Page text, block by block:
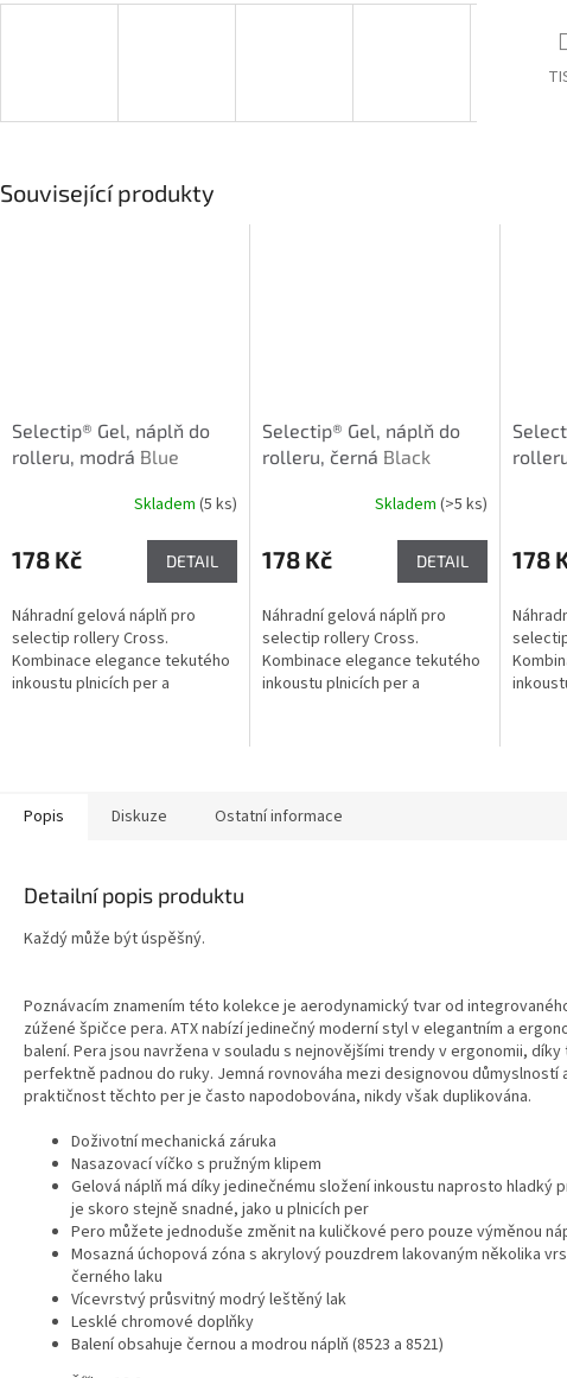
Související produkty
Selectip® Gel, náplň do
rolleru, modrá Blue
Skladem (5 ks)
178 Kč DETAIL
Náhradní gelová náplň pro
selectip rollery Cross.
Kombinace elegance tekutého
inkoustu plnicích per a
Selectip® Gel, náplň do
rolleru, černá Black
Skladem (>5 ks)
178 Kč DETAIL
Náhradní gelová náplň pro
selectip rollery Cross.
Kombinace elegance tekutého
inkoustu plnicích per a
178
Popis
Diskuze Ostatní informace
Detailní popis produktu
Každý může být úspěšný.
Poznávacím znamením této kolekce je aerodynamický tvar od
zúžené špičce pera. ATX nabízí jedinečný moderní styl v elegantním a
balení. Pera jsou navržena v souladu s nejnovějšími trendy v ergonomii, díky
perfektně padnou do ruky. Jemná rovnováha mezi designovou důmyslností
praktičnost těchto per je často napodobována, nikdy však duplikována.
Doživotní mechanická záruka
Nasazovací víčko s pružným klipem
Gelová náplň má díky jedinečnému složení inkoustu naprosto hladký
je skoro stejně snadné, jako u plnicích per
Pero můžete jednoduše změnit na kuličkové pero pouze výměnou
Mosazná úchopová zóna s akrylový pouzdrem lakovaným několika
černého laku
Vícevrstvý průsvitný modrý leštěný lak
Lesklé chromové doplňky
Balení obsahuje černou a modrou náplň (8523 a 8521)